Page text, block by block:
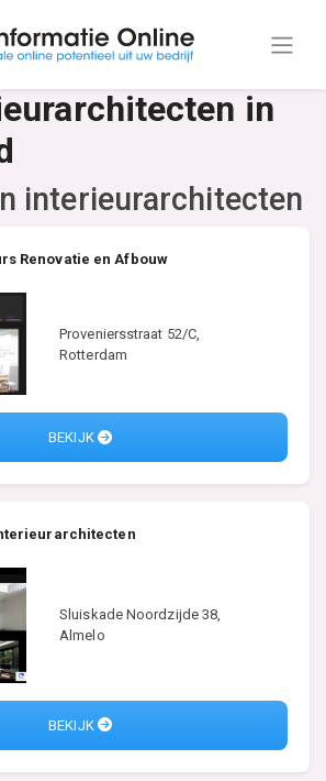
in
interieurarchitecten
Renovatie en Afbouw
Proveniersstraat 52/C,
Rotterdam
BEKIJK
Sluiskade Noordzijde 38,
Almelo
BEKIJK